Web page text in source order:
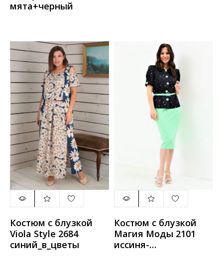
мята+черный
Костюм с блузкой
Viola Style 2684
синий_в_цветы
Костюм с блузкой
Магия Моды 2101
иссиня-